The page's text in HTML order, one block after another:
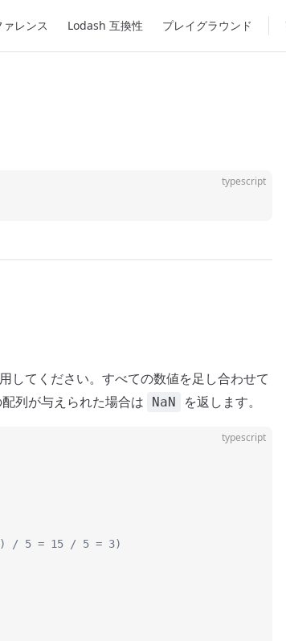
ァレンス Lodash 互換性 プレイグラウンド
typescript
してください。すべての数値を足し合わせて
列が与えられた場合は
NaN を返します。
typescript
/ 5 = 15 / 5 = 3)